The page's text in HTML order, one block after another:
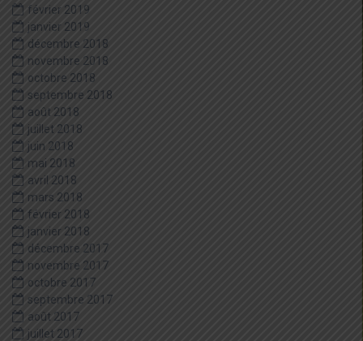
février 2019
janvier 2019
décembre 2018
novembre 2018
octobre 2018
septembre 2018
août 2018
juillet 2018
juin 2018
mai 2018
avril 2018
mars 2018
février 2018
janvier 2018
décembre 2017
novembre 2017
octobre 2017
septembre 2017
août 2017
juillet 2017